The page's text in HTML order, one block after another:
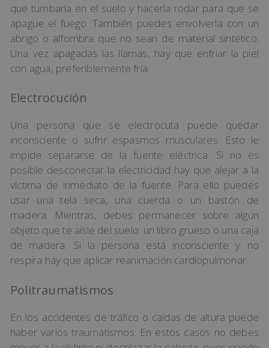
que tumbarla en el suelo y hacerla rodar para que se
apague el fuego. También puedes envolverla con un
abrigo o alfombra que no sean de material sintético.
Una vez apagadas las llamas, hay que enfriar la piel
con agua, preferiblemente fría.
Electrocución
Una persona que se electrocuta puede quedar
inconsciente o sufrir espasmos musculares. Esto le
impide separarse de la fuente eléctrica. Si no es
posible desconectar la electricidad hay que alejar a la
víctima de inmediato de la fuente. Para ello puedes
usar una tela seca, una cuerda o un bastón de
madera. Mientras, debes permanecer sobre algún
objeto que te aísle del suelo: un libro grueso o una caja
de madera. Si la persona está inconsciente y no
respira hay que aplicar reanimación cardiopulmonar.
Politraumatismos
En los accidentes de tráfico o caídas de altura puede
haber varios traumatismos. En estos casos no debes